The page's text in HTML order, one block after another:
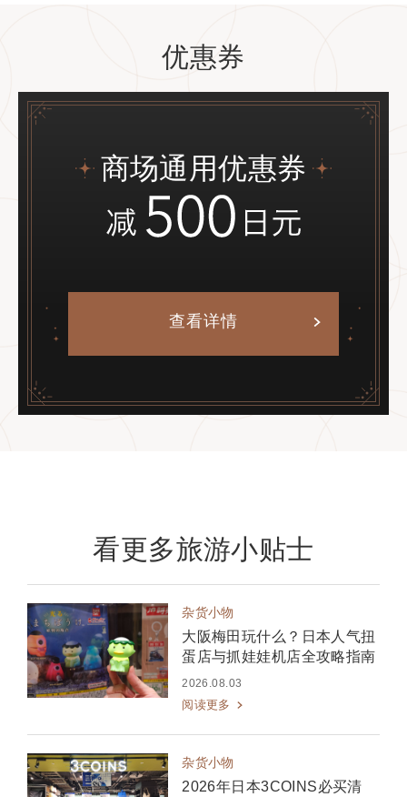
优惠券
商场通用优惠券
查看详情
看更多旅游小贴士
杂货小物
大阪梅田玩什么？日本人气扭
蛋店与抓娃娃机店全攻略指南
2026.08.03
阅读更多
杂货小物
2026年日本3COINS必买清